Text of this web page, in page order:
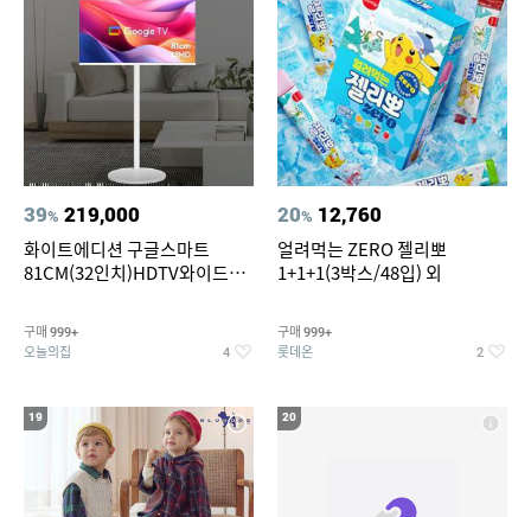
39% 219,000
화이트에디션 구글스마트
81CM(32인치)HDTV와이드무
구매 999+
오늘의집 4
20% 12,760
얼려먹는 ZERO 젤리뽀
1+1+1(3박스/48입) 외
구매 999+
롯데온 2
19 20